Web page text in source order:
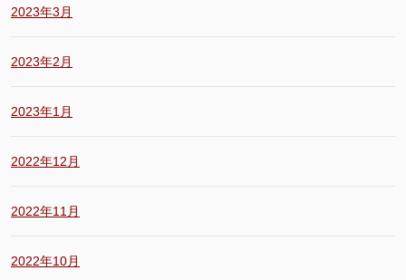
2023年3月
2023年2月
2023年1月
2022年12月
2022年11月
2022年10月